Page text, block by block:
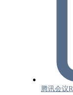
腾讯会议